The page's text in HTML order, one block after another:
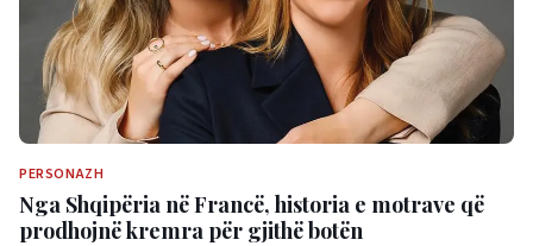
PERSONAZH
Nga Shqipëria në Francë, historia e motrave që
prodhojnë kremra për gjithë botën